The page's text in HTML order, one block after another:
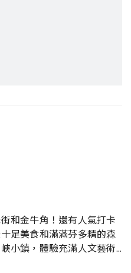
和金牛角！還有人氣打卡
足美食和滿滿芬多精的森
小鎮，體驗充滿人文藝術